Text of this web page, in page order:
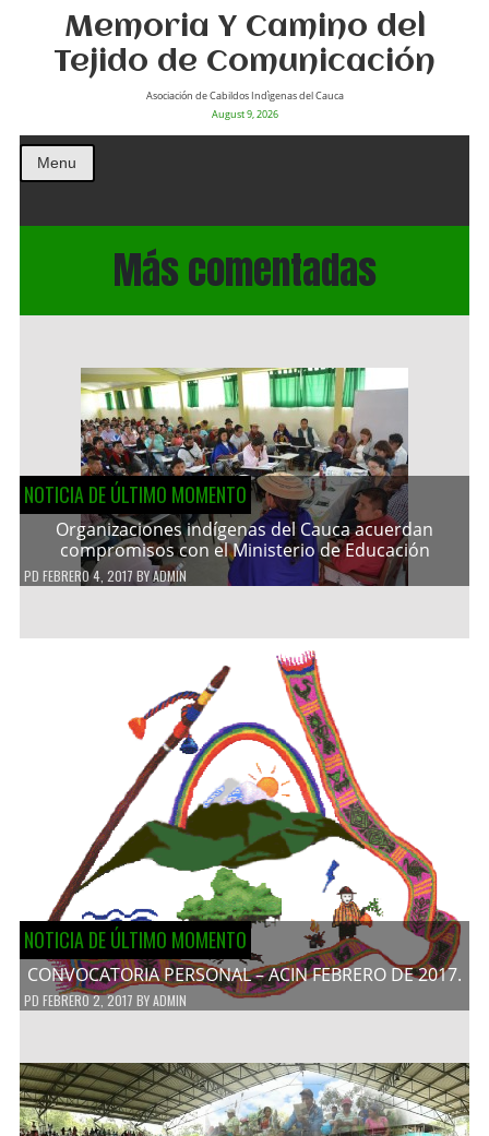
Memoria Y Camino del
Tejido de Comunicación
Asociación de Cabildos Indìgenas del Cauca
August 9, 2026
Menu
Más comentadas
NOTICIA DE ÚLTIMO MOMENTO
Organizaciones indígenas del Cauca acuerdan
compromisos con el Ministerio de Educación
PD FEBRERO 4, 2017 BYADMIN
NOTICIA DE ÚLTIMO MOMENTO
CONVOCATORIA PERSONAL – ACIN FEBRERO DE 2017.
PD FEBRERO 2, 2017 BYADMIN